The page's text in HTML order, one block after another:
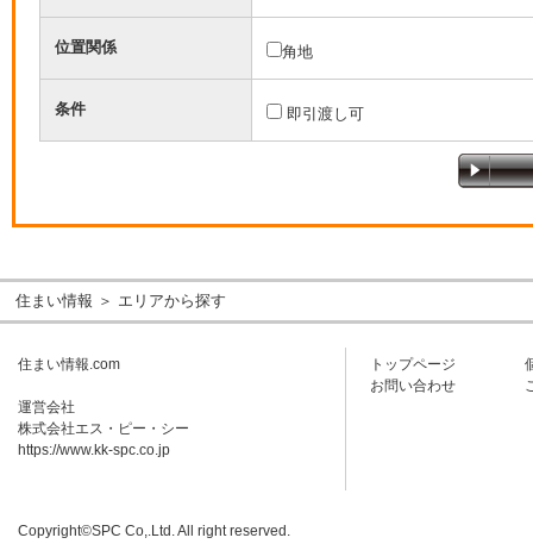
位置関係 角地
条件 即引渡し可
住まい情報 ＞ エリアから探す
住まい情報.com
運営会社
株式会社エス・ピー・シー
https://www.kk-spc.co.jp
Copyright©SPC Co,.Ltd. All right reserved.
トップページ
お問い合わせ